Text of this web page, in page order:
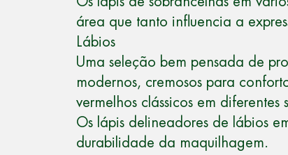
área que tanto influencia a
Lábios
Uma seleção bem pensada de
modernos, cremosos para
vermelhos clássicos em diferentes
Os lápis delineadores de lábios
durabilidade da maquilhagem.